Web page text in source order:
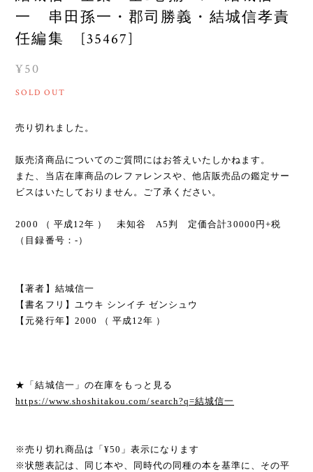
一 串田孫一・郡司勝義・結城信孝責
任編集 [35467]
¥50
SOLD OUT
売り切れました。
販売済商品についてのご質問にはお答えいたしかねます。
また、当店在庫商品のレファレンスや、他店販売品の鑑定サー
ビスはいたしておりません。ご了承ください。
2000 （ 平成12年 ） 未知谷 A5判 定価合計30000円+税
（目録番号：-）
【著者】結城信一
【書名フリ】ユウキ シンイチ ゼンシュウ
【元発行年】2000 （ 平成12年 ）
★「結城信一」の在庫をもっと見る
https://www.shoshitakou.com/search?q=結城信一
※売り切れ商品は「¥50」表示になります
※状態表記は、同じ本や、同時代の同種の本を基準に、その平